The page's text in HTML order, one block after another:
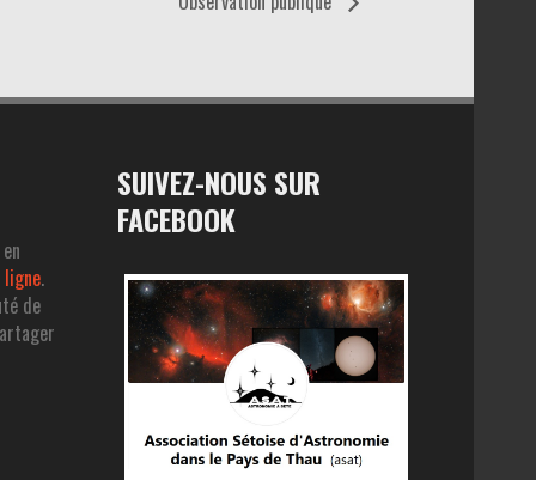
.
de
SUIVEZ-NOUS SUR
FACEBOOK